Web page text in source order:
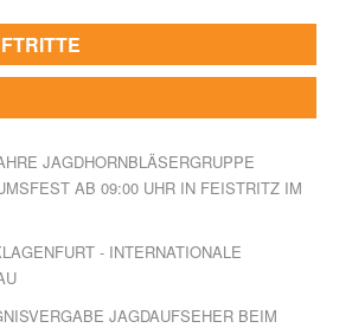
JAGDHORNBLÄSERGRUPPE
AB 09:00 UHR IN FEISTRITZ IM
- INTERNATIONALE
JAGDAUFSEHER BEIM